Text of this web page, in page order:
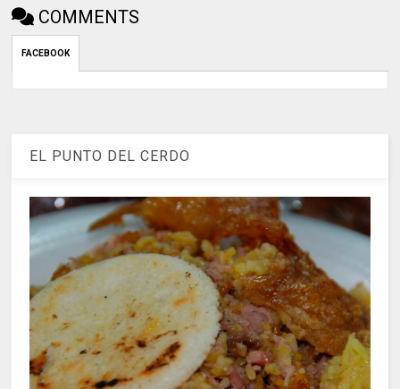
COMMENTS
FACEBOOK
EL PUNTO DEL CERDO